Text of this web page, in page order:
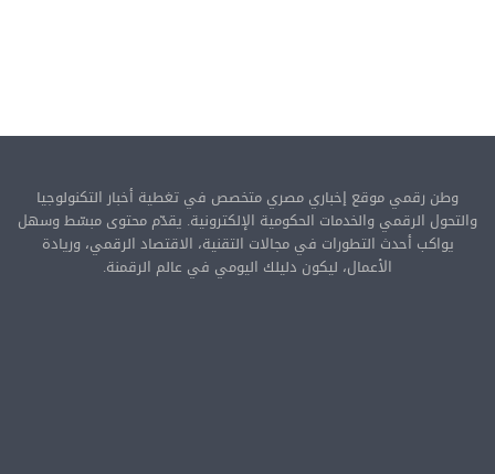
وطن رقمي موقع إخباري مصري متخصص في تغطية أخبار التكنولوجيا
والتحول الرقمي والخدمات الحكومية الإلكترونية. يقدّم محتوى مبسّط وسهل
يواكب أحدث التطورات في مجالات التقنية، الاقتصاد الرقمي، وريادة
الأعمال، ليكون دليلك اليومي في عالم الرقمنة.